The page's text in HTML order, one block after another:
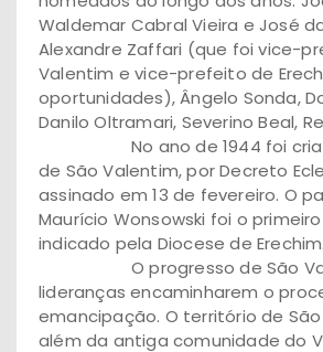
Waldemar Cabral Vieira e José
Alexandre Zaffari (que foi vice-
Valentim e vice-prefeito de
oportunidades), Ângelo Sonda,
Danilo Oltramari, Severino Beal,
No ano de 1944 foi
de São Valentim, por Decreto
assinado em 13 de fevereiro. O
Maurício Wonsowski foi o
indicado pela Diocese de Erechim.
O progresso de São
lideranças encaminharem o
emancipação. O território de
além da antiga comunidade do